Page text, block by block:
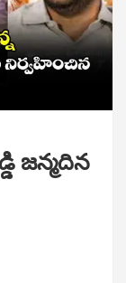
జన్మదిన